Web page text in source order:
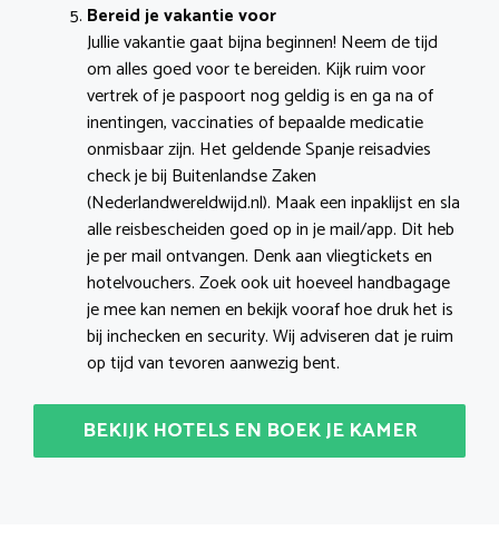
Bereid je vakantie voor
Jullie vakantie gaat bijna beginnen! Neem de tijd
om alles goed voor te bereiden. Kijk ruim voor
vertrek of je paspoort nog geldig is en ga na of
inentingen, vaccinaties of bepaalde medicatie
onmisbaar zijn. Het geldende Spanje reisadvies
check je bij Buitenlandse Zaken
(Nederlandwereldwijd.nl). Maak een inpaklijst en sla
alle reisbescheiden goed op in je mail/app. Dit heb
je per mail ontvangen. Denk aan vliegtickets en
hotelvouchers. Zoek ook uit hoeveel handbagage
je mee kan nemen en bekijk vooraf hoe druk het is
bij inchecken en security. Wij adviseren dat je ruim
op tijd van tevoren aanwezig bent.
BEKIJK HOTELS EN BOEK JE KAMER